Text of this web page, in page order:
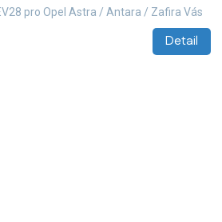
Detail
pro Opel Astra / Antara / Zafira Vás